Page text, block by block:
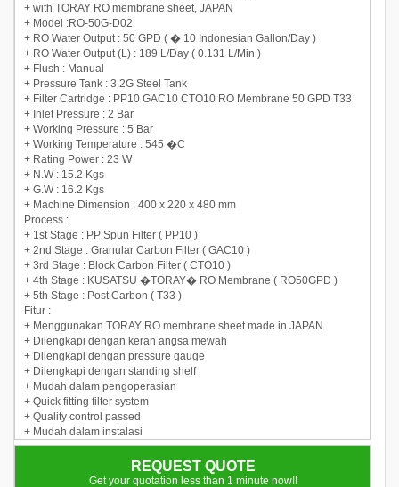
+ with TORAY RO membrane sheet, JAPAN
+ Model :RO-50G-D02
+ RO Water Output : 50 GPD ( � 10 Indonesian Gallon/Day )
+ RO Water Output (L) : 189 L/Day ( 0.131 L/Min )
+ Flush : Manual
+ Pressure Tank : 3.2G Steel Tank
+ Filter Cartridge : PP10 GAC10 CTO10 RO Membrane 50 GPD T33
+ Inlet Pressure : 2 Bar
+ Working Pressure : 5 Bar
+ Working Temperature : 545 �C
+ Rating Power : 23 W
+ N.W : 15.2 Kgs
+ G.W : 16.2 Kgs
+ Machine Dimension : 400 x 220 x 480 mm
Process :
+ 1st Stage : PP Spun Filter ( PP10 )
+ 2nd Stage : Granular Carbon Filter ( GAC10 )
+ 3rd Stage : Block Carbon Filter ( CTO10 )
+ 4th Stage : KUSATSU �TORAY� RO Membrane ( RO50GPD )
+ 5th Stage : Post Carbon ( T33 )
Fitur :
+ Menggunakan TORAY RO membrane sheet made in JAPAN
+ Dilengkapi dengan keran angsa mewah
+ Dilengkapi dengan pressure gauge
+ Dilengkapi dengan standing shelf
+ Mudah dalam pengoperasian
+ Quick fitting filter system
+ Quality control passed
+ Mudah dalam instalasi
REQUEST QUOTE
Get your quotation less than 1 minute now!!